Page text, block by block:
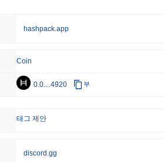
보다~94.90%
시가총액은 얼마인가요?
습니다입니다. 이 수치는 438 959 999개의
암호화폐 시장과 비교하여 어떤
hashpack.app
Coin
0.0....4920 부
태그 제안
discord.gg